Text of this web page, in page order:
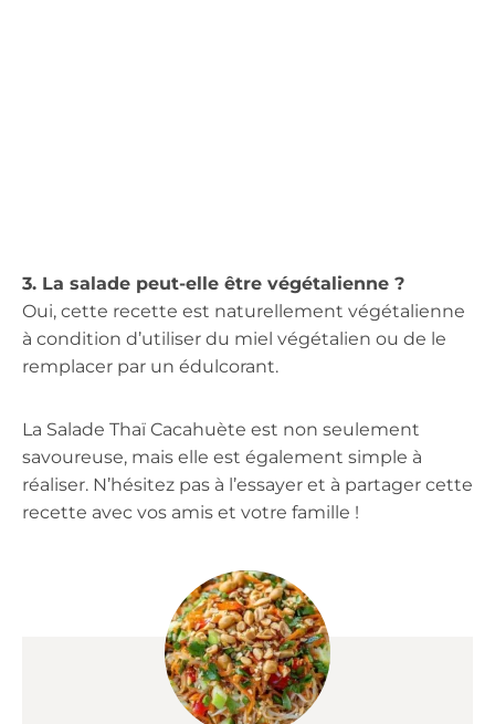
3. La salade peut-elle être végétalienne ?
Oui, cette recette est naturellement végétalienne
à condition d’utiliser du miel végétalien ou de le
remplacer par un édulcorant.
La Salade Thaï Cacahuète est non seulement
savoureuse, mais elle est également simple à
réaliser. N’hésitez pas à l’essayer et à partager cette
recette avec vos amis et votre famille !